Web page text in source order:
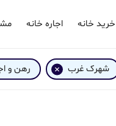
خرید خانه اجاره خانه
شهرک غرب رهن و